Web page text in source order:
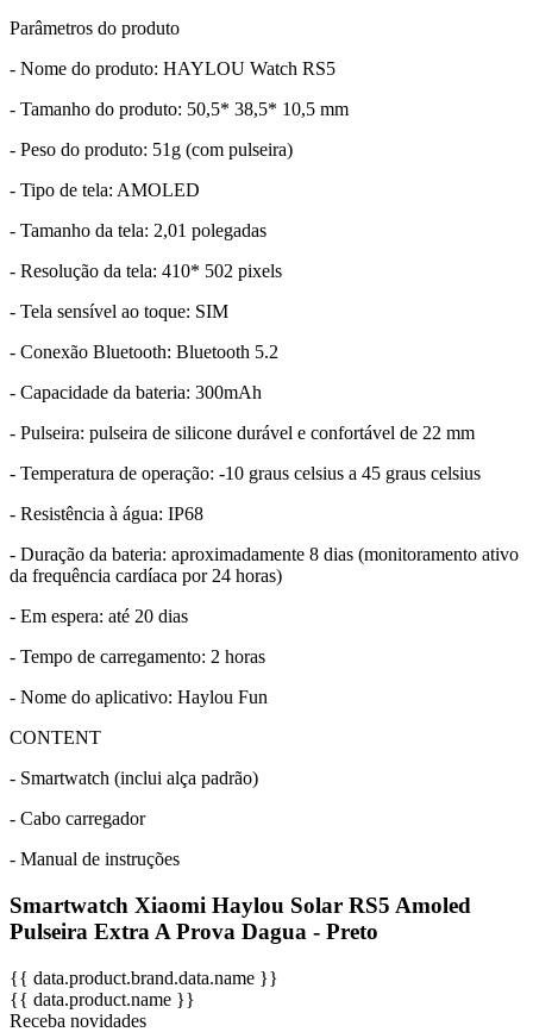
Parâmetros do produto
- Nome do produto: HAYLOU Watch RS5
- Tamanho do produto: 50,5* 38,5* 10,5 mm
- Peso do produto: 51g (com pulseira)
- Tipo de tela: AMOLED
- Tamanho da tela: 2,01 polegadas
- Resolução da tela: 410* 502 pixels
- Tela sensível ao toque: SIM
- Conexão Bluetooth: Bluetooth 5.2
- Capacidade da bateria: 300mAh
- Pulseira: pulseira de silicone durável e confortável de 22 mm
- Temperatura de operação: -10 graus celsius a 45 graus celsius
- Resistência à água: IP68
- Duração da bateria: aproximadamente 8 dias (monitoramento ativo
da frequência cardíaca por 24 horas)
- Em espera: até 20 dias
- Tempo de carregamento: 2 horas
- Nome do aplicativo: Haylou Fun
CONTENT
- Smartwatch (inclui alça padrão)
- Cabo carregador
- Manual de instruções
Smartwatch Xiaomi Haylou Solar RS5 Amoled
Pulseira Extra A Prova Dagua - Preto
{{ data.product.brand.data.name }}
{{ data.product.name }}
Receba novidades